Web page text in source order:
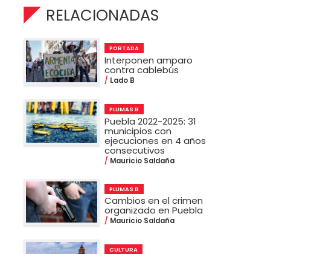
RELACIONADAS
PORTADA
Interponen amparo
contra cablebús
Lado B
PLUMAS B
Puebla 2022-2025: 31
municipios con
ejecuciones en 4 años
consecutivos
Mauricio Saldaña
PLUMAS B
Cambios en el crimen
organizado en Puebla
Mauricio Saldaña
CULTURA